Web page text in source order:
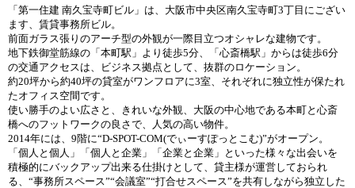
「第一住建 南久宝寺町ビル」は、大阪市中央区南久宝寺町3丁目にござい
ます、賃貸事務所ビル。
前面ガラス張りのアーチ型の外観が一際目立つオシャレな建物です。
地下鉄御堂筋線の「本町駅」より徒歩5分、「心斎橋駅」からは徒歩6分
の交通アクセスは、ビジネス拠点として、抜群のロケーション。
約20坪から約40坪の貸室がワンフロアに3室、それぞれに独立性が保たれ
たオフィス空間です。
使い勝手のよい広さと、きれいな外観、大阪の中心地である本町と心斎
橋へのフットワークの良さで、人気の高い物件。
2014年には、9階に“D-SPOT-COM(でぃーすぽっとこむ)”がオープン。
「個人と個人」「個人と企業」「企業と企業」といった様々な出会いを
積極的にバックアップ出来る仕掛けとして、貸主様が運営しておられ
る、“事務所スペース”“会議室”“打合せスペース”を共有しながら独立した